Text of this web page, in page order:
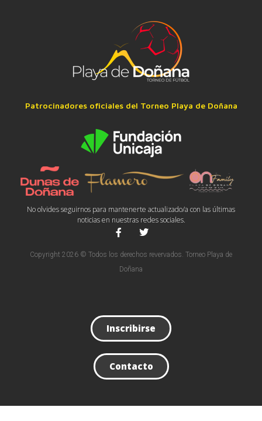
Patrocinadores oficiales del Torneo Playa de Doñana
No olvides seguirnos para mantenerte actualizado/a con las últimas
noticias en nuestras redes sociales.
Copyright 2026 © Todos los derechos revervados. Torneo Playa de
Doñana
Inscribirse
Contacto